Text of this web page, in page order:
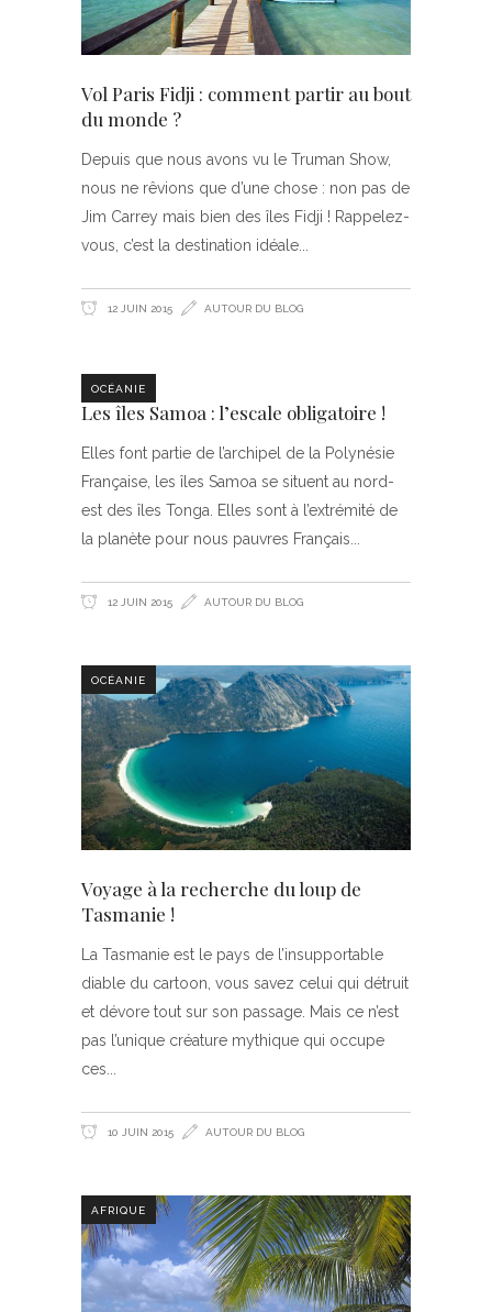
Vol Paris Fidji : comment partir au bout
du monde ?
Depuis que nous avons vu le Truman Show,
nous ne rêvions que d’une chose : non pas de
Jim Carrey mais bien des îles Fidji ! Rappelez-
vous, c’est la destination idéale
12 JUIN 2015 AUTOUR DU BLOG
OCÉANIE
Les îles Samoa : l’escale obligatoire !
Elles font partie de l’archipel de la Polynésie
Française, les îles Samoa se situent au nord-
est des îles Tonga. Elles sont à l’extrémité de
la planète pour nous pauvres Français
12 JUIN 2015 AUTOUR DU BLOG
OCÉANIE
Voyage à la recherche du loup de
Tasmanie !
La Tasmanie est le pays de l’insupportable
diable du cartoon, vous savez celui qui détruit
et dévore tout sur son passage. Mais ce n’est
pas l’unique créature mythique qui occupe
ces
10 JUIN 2015 AUTOUR DU BLOG
AFRIQUE